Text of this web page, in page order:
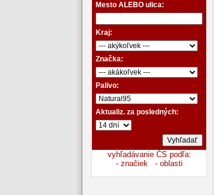
Mesto ALEBO ulica:
Kraj:
Značka:
Palivo:
Aktualiz. za posledných:
vyhľadávanie ČS podľa:
- značiek
- oblasti